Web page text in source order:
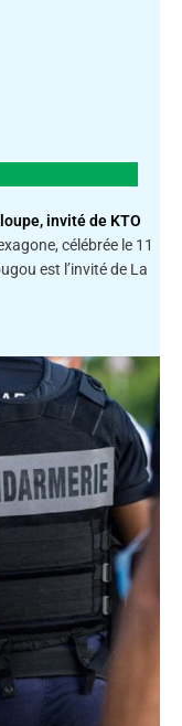
invité de KTO
célébrée le 11
est l’invité de La